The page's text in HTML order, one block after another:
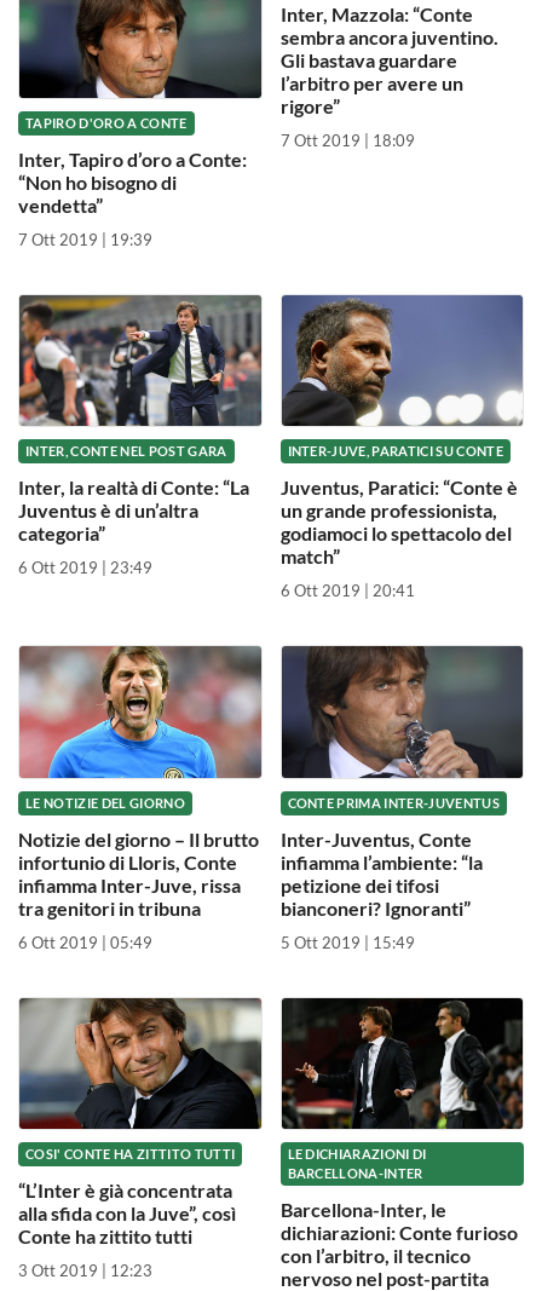
TAPIRO D'ORO A CONTE
Inter, Tapiro d’oro a Conte:
“Non ho bisogno di
vendetta”
7 Ott 2019 | 19:39
Inter, Mazzola: “Conte
sembra ancora juventino.
Gli bastava guardare
l’arbitro per avere un
rigore”
7 Ott 2019 | 18:09
INTER, CONTE NEL POST GARA
Inter, la realtà di Conte: “La
Juventus è di un’altra
categoria”
6 Ott 2019 | 23:49
INTER-JUVE, PARATICI SU CONTE
Juventus, Paratici: “Conte è
un grande professionista,
godiamoci lo spettacolo del
match”
6 Ott 2019 | 20:41
LE NOTIZIE DEL GIORNO
Notizie del giorno – Il brutto
infortunio di Lloris, Conte
infiamma Inter-Juve, rissa
tra genitori in tribuna
6 Ott 2019 | 05:49
CONTE PRIMA INTER-JUVENTUS
Inter-Juventus, Conte
infiamma l’ambiente: “la
petizione dei tifosi
bianconeri? Ignoranti”
5 Ott 2019 | 15:49
COSI' CONTE HA ZITTITO TUTTI
“L’Inter è già concentrata
alla sfida con la Juve”, così
Conte ha zittito tutti
3 Ott 2019 | 12:23
LE DICHIARAZIONI DI
BARCELLONA-INTER
Barcellona-Inter, le
dichiarazioni: Conte furioso
con l’arbitro, il tecnico
nervoso nel post-partita